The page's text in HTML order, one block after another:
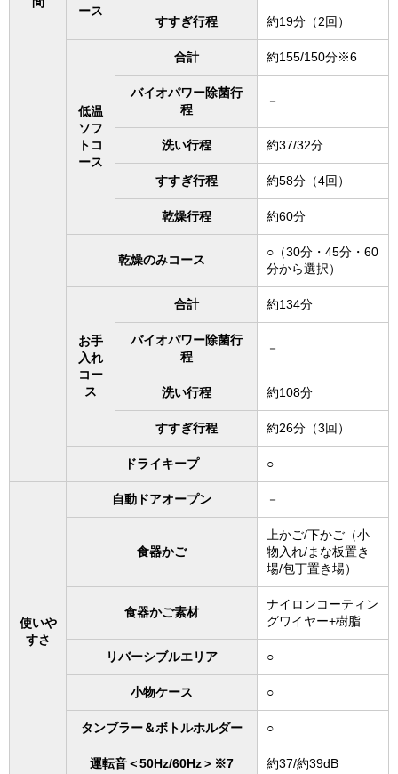
ース
すすぎ行程 約19分（2回）
低温
ソフ
トコ
ース
合計 約155/150分※6
バイオパワー除菌行
程
－
洗い行程 約37/32分
すすぎ行程 約58分（4回）
乾燥行程 約60分
乾燥のみコース
○（30分・45分・60
分から選択）
お手
入れ
コー
ス
合計 約134分
バイオパワー除菌行
程
－
洗い行程 約108分
すすぎ行程 約26分（3回）
ドライキープ ○
使いや
すさ
自動ドアオープン －
食器かご
上かご/下かご（小
物入れ/まな板置き
場/包丁置き場）
食器かご素材
ナイロンコーティン
グワイヤー+樹脂
リバーシブルエリア ○
小物ケース ○
タンブラー＆ボトルホルダー ○
運転音＜50Hz/60Hz＞※7 約37/約39dB